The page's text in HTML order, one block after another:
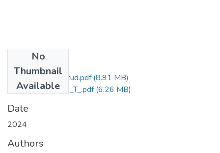
No
Thumbnail
Available
Grado de Similitud.pdf(8.91 MB)
T036_44062096_T_.pdf(6.26 MB)
Date
2024
Authors